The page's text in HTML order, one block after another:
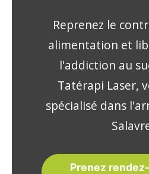
Reprenez le
alimentation et
l'addiction au
Tatérapi Laser,
spécialisé dans
Prenez